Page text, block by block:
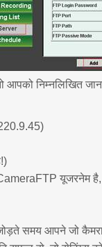
निम्नलिखित
यूजरनेम है,
समय आपने जो कैमरा